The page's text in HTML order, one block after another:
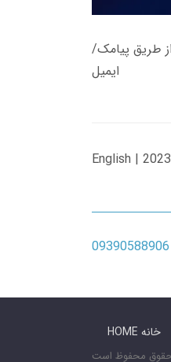
کاربری می باشد، و زمان تحویل لینک دانلود کتاب های 500 هزار تومانی حداکثر 12 ساعت از طریق پیامک/
ایمیل
English |
HOME خانه